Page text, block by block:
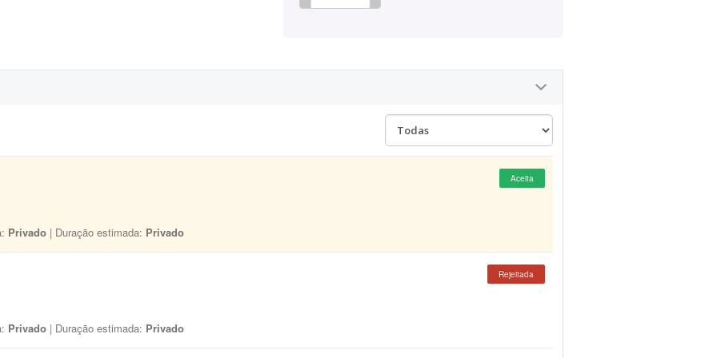
Aceita
Privado | Duração estimada: Privado
Rejeitada
Privado | Duração estimada: Privado